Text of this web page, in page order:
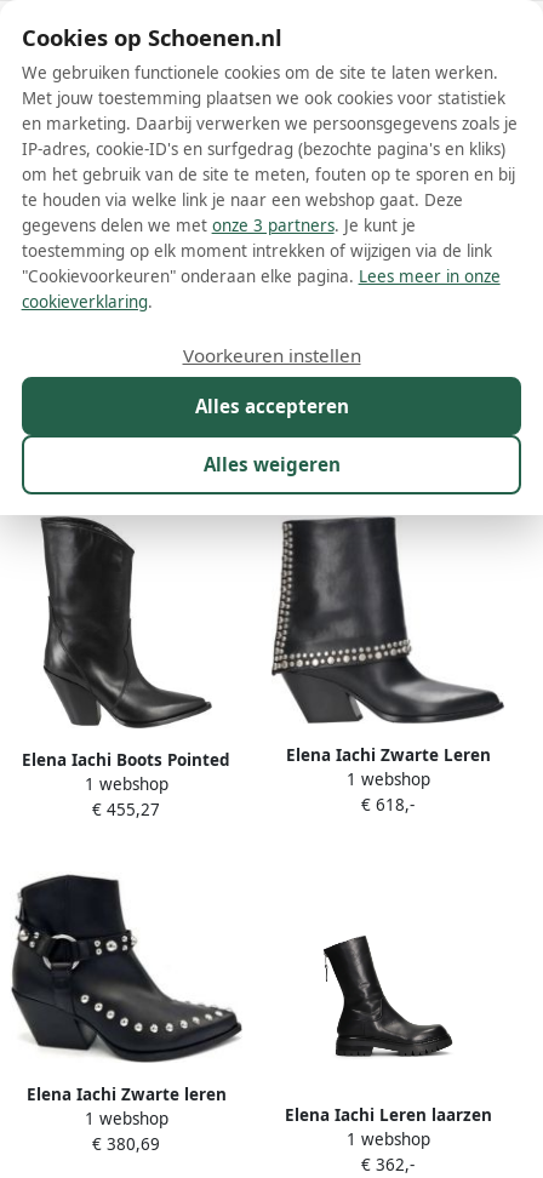
Schoenen.nl
Wis filters Alle filters
Zwarte Elena Iachi dames laarzen
Meer lezen
Kleur 1
10 resultaten:
Elena Iachi Boots Pointed
Toe Black Leather Cowboy
Boots in zwart
1 webshop
€ 455,27
Elena Iachi Zwarte Leren
Texaanse Laarzen Zwart
Dames
1 webshop
€ 618,-
Elena Iachi Zwarte leren
Texano laarzen met rits
Zwart Dames
1 webshop
€ 380,69
Elena Iachi Leren laarzen
met rits Zwart
1 webshop
€ 362,-
Cookies op Schoenen.nl
We gebruiken functionele cookies om de site te laten werken.
Met jouw toestemming plaatsen we ook cookies voor statistiek
en marketing. Daarbij verwerken we persoonsgegevens zoals je
IP-adres, cookie-ID's en surfgedrag (bezochte pagina's en kliks)
om het gebruik van de site te meten, fouten op te sporen en bij
te houden via welke link je naar een webshop gaat. Deze
gegevens delen we met onze 3 partners. Je kunt je
toestemming op elk moment intrekken of wijzigen via de link
"Cookievoorkeuren" onderaan elke pagina. Lees meer in onze
cookieverklaring.
Alles accepteren
Alles weigeren
Voorkeuren instellen